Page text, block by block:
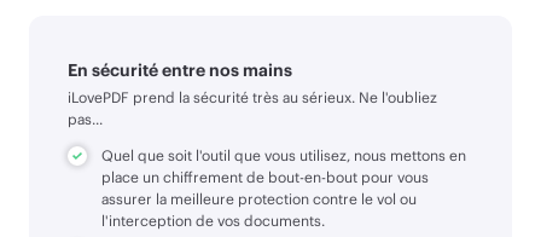
En sécurité entre nos mains
iLovePDF prend la sécurité très au sérieux. Ne l'oubliez
pas...
Quel que soit l'outil que vous utilisez, nous mettons en
place un chiffrement de bout-en-bout pour vous
assurer la meilleure protection contre le vol ou
l'interception de vos documents.